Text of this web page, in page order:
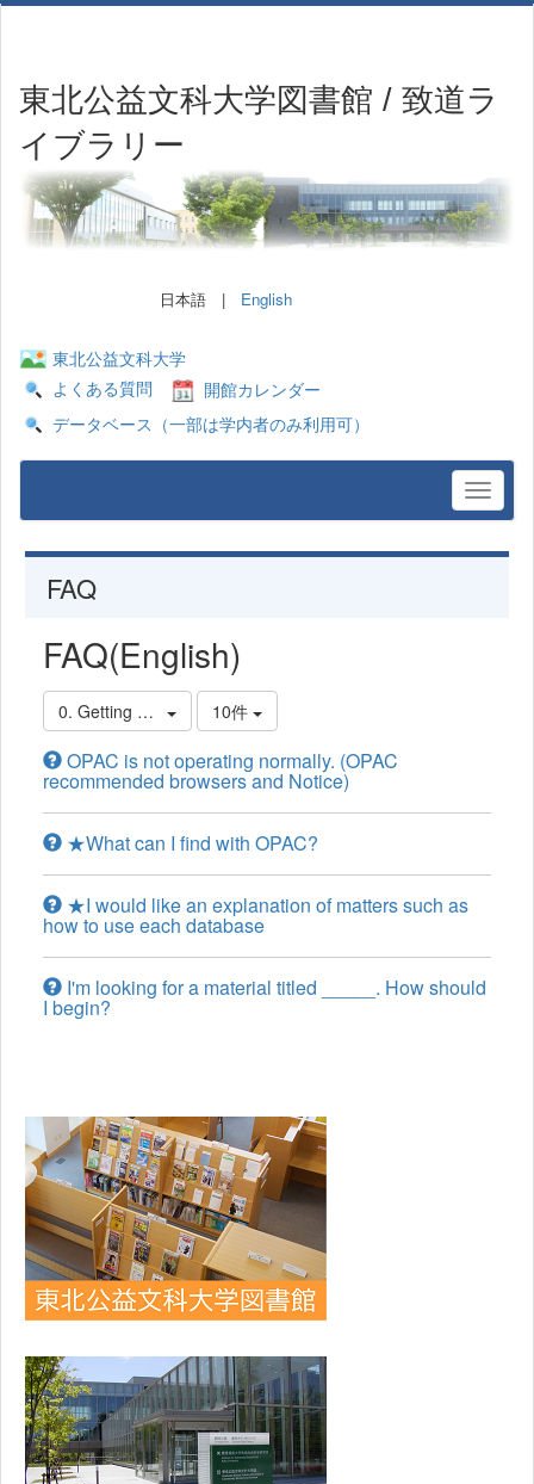
東北公益文科大学図書館 / 致道ラ
イブラリー
日本語 | English
東北公益文科大学
よくある質問
開館カレンダー
データベース（一部は学内者のみ利用可）
FAQ
FAQ(English)
0. Getting Started 10件
OPAC is not operating normally. (OPAC
recommended browsers and Notice)
★What can I find with OPAC?
★I would like an explanation of matters such as
how to use each database
I'm looking for a material titled _____. How should
I begin?